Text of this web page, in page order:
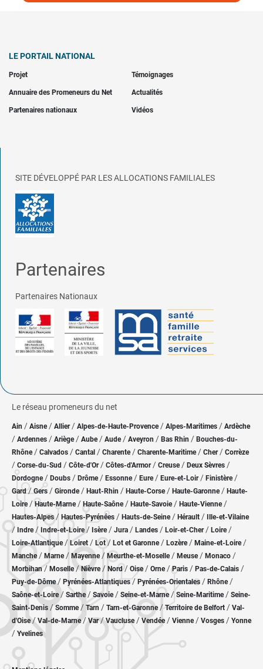
LE PORTAIL NATIONAL
Projet Témoignages
Annuaire des Promeneurs du Net Actualités
Partenaires nationaux Vidéos
SITE DÉVELOPPÉ PAR LES ALLOCATIONS FAMILIALES
Partenaires
Partenaires Nationaux
Le réseau promeneurs du net
Ain / Aisne/ Allier/ Alpes-de-Haute-Provence / Alpes-Maritimes / Ardèche
/ Ardennes / Ariège/ Aube/ Aude / Aveyron / Bas Rhin / Bouches-du-
Rhône/ Calvados / Cantal / Charente / Charente-Maritime/ Cher / Corrèze
/ Corse-du-Sud / Côte-d'Or / Côtes-d'Armor/ Creuse/ Deux Sèvres /
Dordogne/ Doubs / Drôme/ Essonne / Eure/ Eure-et-Loir / Finistère/
Gard/Gers / Gironde/ Haut-Rhin / Haute-Corse/ Haute-Garonne/ Haute-
Loire/Haute-Marne/ Haute-Saône/ Haute-Savoie/ Haute-Vienne/
Hautes-Alpes/ Hautes-Pyrénées / Hauts-de-Seine/ Hérault / Ille-et-Vilaine
/ Indre/ Indre-et-Loire/ Isère/ Jura / Landes / Loir-et-Cher/ Loire/
Loire-Atlantique/ Loiret / Lot/ Lot et Garonne/ Lozère / Maine-et-Loire/
Manche/ Marne/ Mayenne/ Meurthe-et-Moselle/ Meuse/ Monaco /
Morbihan/ Moselle/ Nièvre / Nord/ Oise / Orne/Paris / Pas-de-Calais /
Puy-de-Dôme/ Pyrénées-Atlantiques / Pyrénées-Orientales / Rhône/
Saône-et-Loire/ Sarthe/ Savoie/ Seine-et-Marne/ Seine-Maritime/ Seine-
Saint-Denis /Somme/ Tarn / Tarn-et-Garonne/Territoire de Belfort / Val-
d'Oise/ Val-de-Marne/Var/Vaucluse/ Vendée/ Vienne/ Vosges / Yonne
/ Yvelines